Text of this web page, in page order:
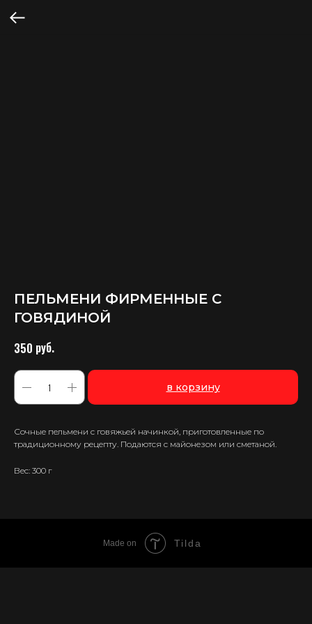
ПЕЛЬМЕНИ ФИРМЕННЫЕ С
ГОВЯДИНОЙ
350 руб.
в корзину
Сочные пельмени с говяжьей начинкой, приготовленные по
традиционному рецепту. Подаются с майонезом или сметаной.
Вес: 300 г
Made on Tilda